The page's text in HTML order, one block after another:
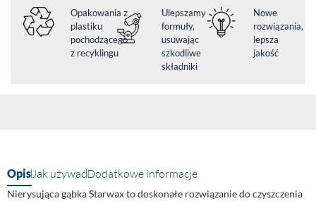
Opakowania z
plastiku
pochodzącego
z recyklingu
Ulepszamy
formuły,
usuwając
szkodliwe
składniki
Nowe
rozwiązania,
lepsza
jakość
Opis Jak używaćDodatkowe informacje
Nierysująca gąbka Starwax to doskonałe rozwiązanie do czyszczenia